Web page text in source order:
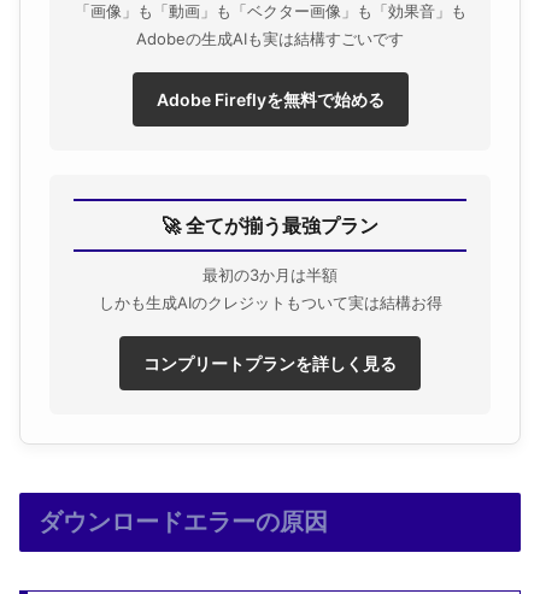
「画像」も「動画」も「ベクター画像」も「効果音」も
Adobeの生成AIも実は結構すごいです
Adobe Fireflyを無料で始める
🚀 全てが揃う最強プラン
最初の3か月は半額
しかも生成AIのクレジットもついて実は結構お得
コンプリートプランを詳しく見る
ダウンロードエラーの原因